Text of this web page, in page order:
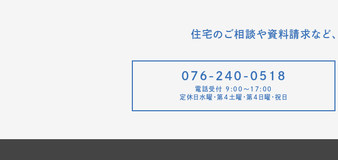
住宅のご相談や資料請求など、
076-240-0518
電話受付 9:00〜17:00
定休日水曜・第4土曜・第4日曜・祝日